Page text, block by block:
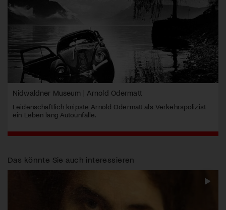
Nidwaldner Museum | Arnold Odermatt
Leidenschaftlich knipste Arnold Odermatt als Verkehrspolizist
ein Leben lang Autounfälle.
Das könnte Sie auch interessieren